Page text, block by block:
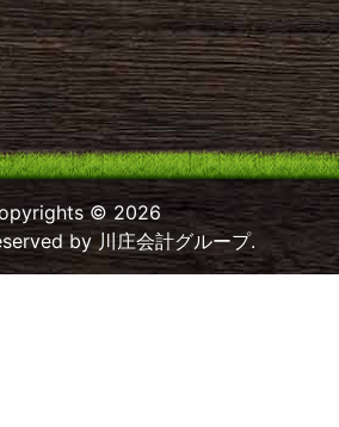
© 2026
by 川庄会計グループ.